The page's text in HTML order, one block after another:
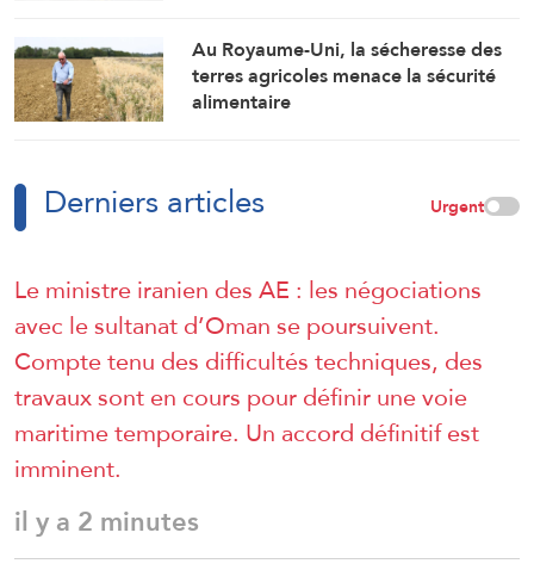
Au Royaume-Uni, la sécheresse des
terres agricoles menace la sécurité
alimentaire
Derniers articles Urgent
Le ministre iranien des AE : les négociations
avec le sultanat d’Oman se poursuivent.
Compte tenu des difficultés techniques, des
travaux sont en cours pour définir une voie
maritime temporaire. Un accord définitif est
imminent.
il y a 2 minutes